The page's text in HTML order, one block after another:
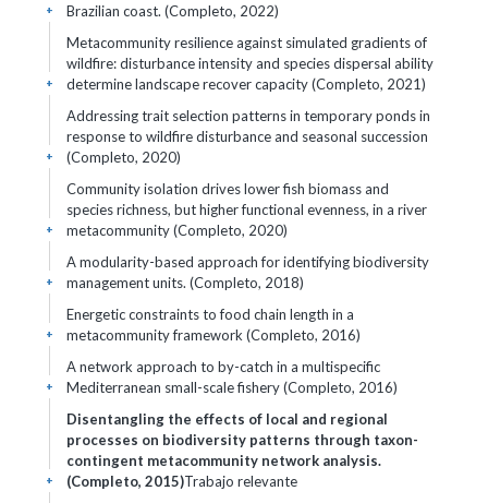
Brazilian coast. (Completo, 2022)
+
Metacommunity resilience against simulated gradients of
wildfire: disturbance intensity and species dispersal ability
determine landscape recover capacity (Completo, 2021)
+
Addressing trait selection patterns in temporary ponds in
response to wildfire disturbance and seasonal succession
(Completo, 2020)
+
Community isolation drives lower fish biomass and
species richness, but higher functional evenness, in a river
metacommunity (Completo, 2020)
+
A modularity-based approach for identifying biodiversity
management units. (Completo, 2018)
+
Energetic constraints to food chain length in a
metacommunity framework (Completo, 2016)
+
A network approach to by-catch in a multispecific
Mediterranean small-scale fishery (Completo, 2016)
+
Disentangling the effects of local and regional
processes on biodiversity patterns through taxon-
contingent metacommunity network analysis.
(Completo, 2015)Trabajo relevante
+